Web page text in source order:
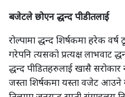
बजेटले छोएन द्धन्द पीडीतलाई
रोल्पामा द्धन्द शिर्षकमा हरेक
गरेपनि त्यसको प्रत्यक्ष लाभवाट
द्धन्द पीडितहरुलाई खासै
जस्ता शिर्षकमा यस्ता वजेट